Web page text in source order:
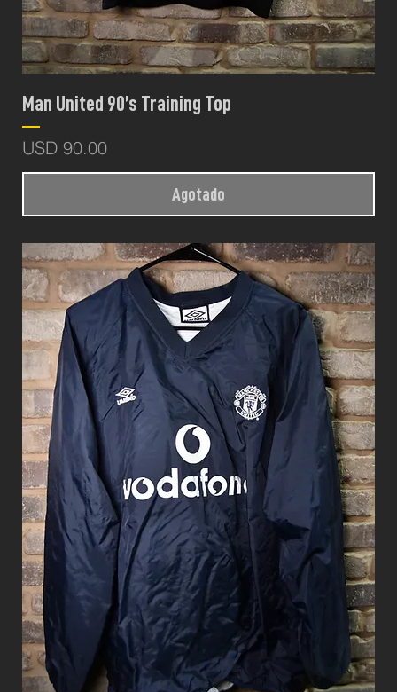
Man United 90’s Training Top
Precio
USD 90.00
Agotado